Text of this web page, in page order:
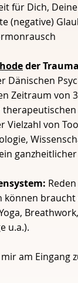
für Dich,
(negative)
der
Zeitraum
von
u.a.).
am